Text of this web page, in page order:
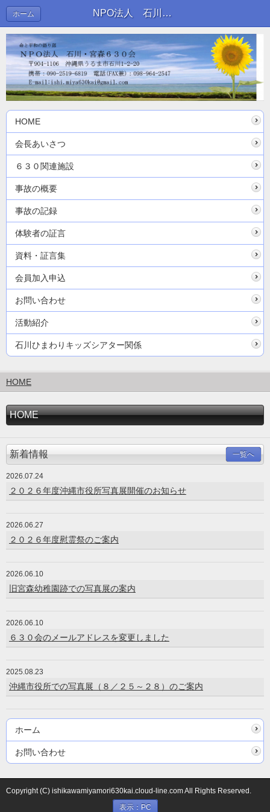
NPO法人 石川・宮森630会
ホーム
HOME
会長あいさつ
６３０関連施設
事故の概要
事故の記録
体験者の証言
資料・証言集
会員加入申込
お問い合わせ
活動紹介
石川ひまわりキッズシアター関係
HOME
HOME
新着情報 一覧へ
2026.07.24
２０２６年度沖縄市役所写真展開催のお知らせ
2026.06.27
２０２６年度慰霊祭のご案内
2026.06.10
旧宮森幼稚園跡での写真展の案内
2026.06.10
６３０会のメールアドレスを変更しました
2025.08.23
沖縄市役所での写真展（８／２５～２８）のご案内
ホーム
お問い合わせ
Copyright (C) ishikawamiyamori630kai.cloud-line.com All Rights Reserved.
表示：PC